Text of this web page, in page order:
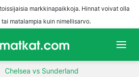
markkinapaikkoja. Hinnat voivat olla
matalampia kuin nimellisarvo.
Chelsea vs Sunderland